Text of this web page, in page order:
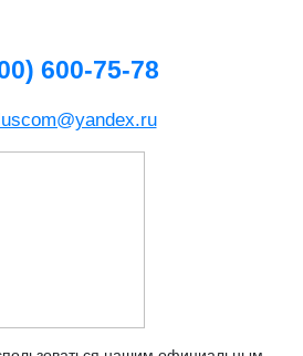
600-75-78